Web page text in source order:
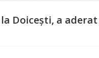
Doicești, a aderat